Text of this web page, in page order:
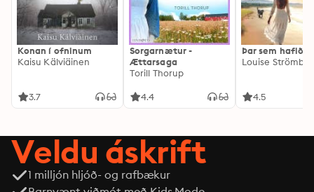
Konan í ofninum
Kaisu Kälviäinen
3.7
Sorgarnætur -
Ættarsaga
Torill Thorup
4.4
Þar sem hafið
Louise
4.5
Veldu áskrift
1 milljón hljóð- og rafbækur